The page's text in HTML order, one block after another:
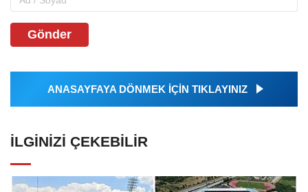
Gönder
ANASAYFAYA DÖNMEK İÇİN TIKLAYINIZ
İLGINIZI ÇEKEBILIR